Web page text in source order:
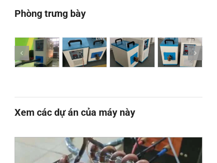
Phòng trưng bày
Xem các dự án của máy này